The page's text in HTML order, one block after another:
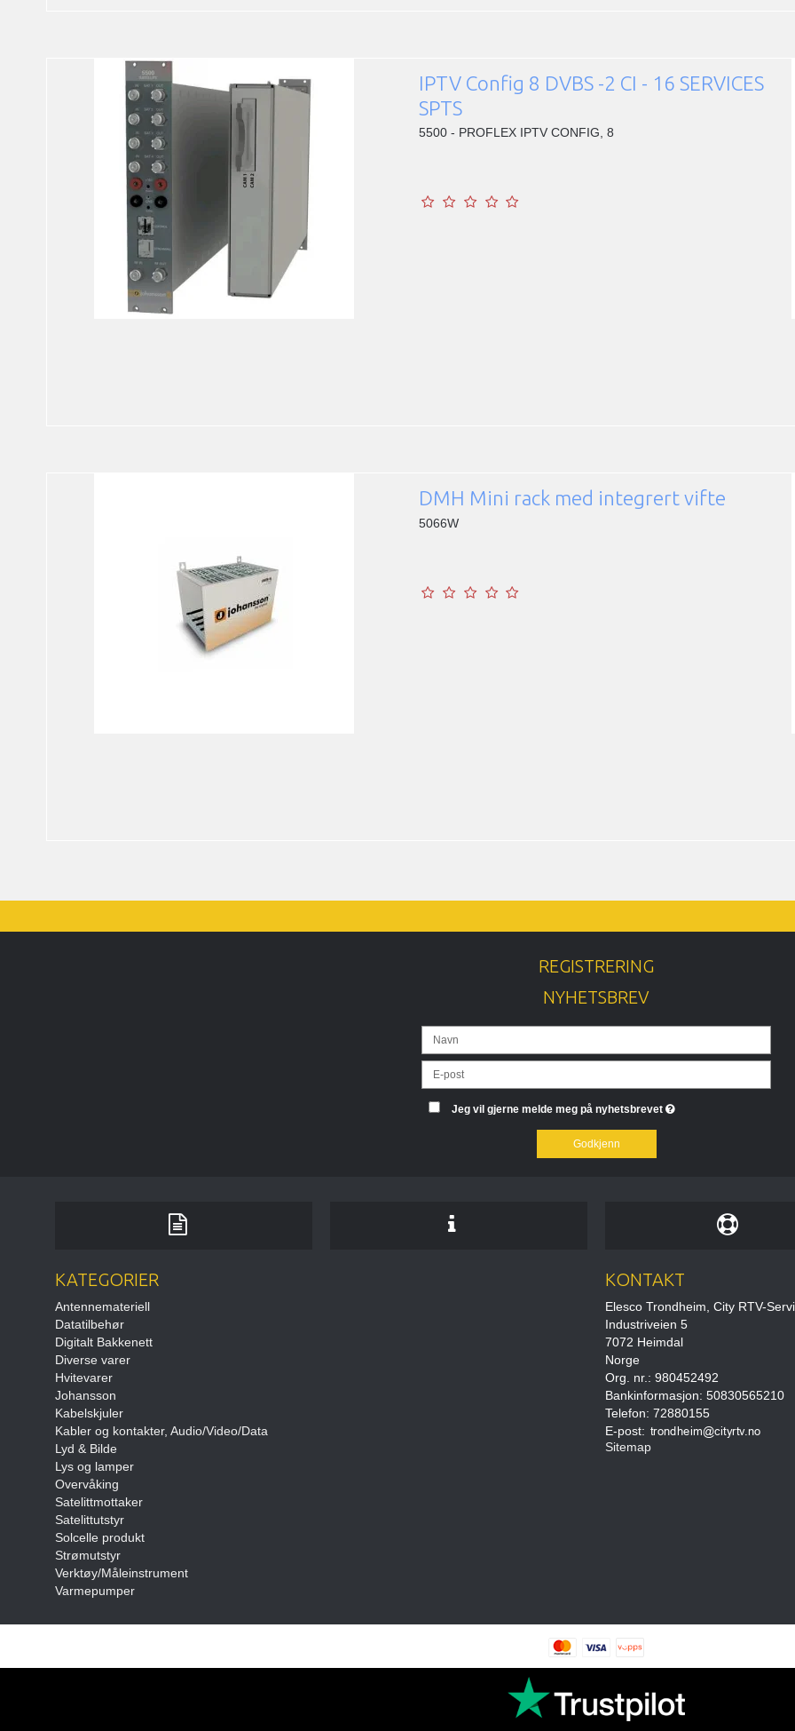
IPTV Config 8 DVBS -2 CI - 16 SERVICES
SPTS
5500 - PROFLEX IPTV CONFIG, 8
DMH Mini rack med integrert vifte
5066W
REGISTRERING
NYHETSBREV
Jeg vil gjerne melde meg på nyhetsbrevet
Godkjenn
KATEGORIER
Antennemateriell
Datatilbehør
Digitalt Bakkenett
Diverse varer
Hvitevarer
Johansson
Kabelskjuler
Kabler og kontakter, Audio/Video/Data
Lyd & Bilde
Lys og lamper
Overvåking
Satelittmottaker
Satelittutstyr
Solcelle produkt
Strømutstyr
Verktøy/Måleinstrument
Varmepumper
KONTAKT
Elesco Trondheim, City RTV-
Industriveien 5
7072 Heimdal
Norge
Org. nr.: 980452492
Bankinformasjon: 50830565210
Telefon: 72880155
E-post:
Sitemap